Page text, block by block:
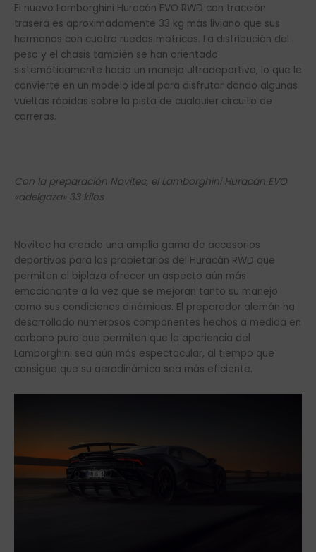
El nuevo Lamborghini Huracán EVO RWD con tracción
trasera es aproximadamente 33 kg más liviano que sus
hermanos con cuatro ruedas motrices. La distribución del
peso y el chasis también se han orientado
sistemáticamente hacia un manejo ultradeportivo, lo que le
convierte en un modelo ideal para disfrutar dando algunas
vueltas rápidas sobre la pista de cualquier circuito de
carreras.
Con la preparación Novitec, el Lamborghini Huracán EVO
«adelgaza» 33 kilos
Novitec ha creado una amplia gama de accesorios
deportivos para los propietarios del Huracán RWD que
permiten al biplaza ofrecer un aspecto aún más
emocionante a la vez que se mejoran tanto su manejo
como sus condiciones dinámicas. El preparador alemán ha
desarrollado numerosos componentes hechos a medida en
carbono puro que permiten que la apariencia del
Lamborghini sea aún más espectacular, al tiempo que
consigue que su aerodinámica sea más eficiente.